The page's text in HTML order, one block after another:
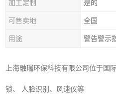
加工定制 是的
可售卖地 全国
用途 警告警示
上海融瑞环保科技有限公司位于
锁、 人脸识别、风速仪等